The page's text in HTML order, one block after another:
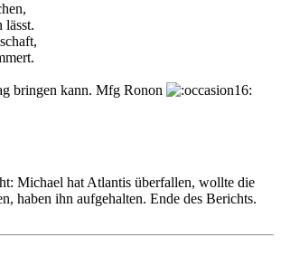
lässt.
bringen kann. Mfg Ronon
Michael hat Atlantis überfallen, wollte die
haben ihn aufgehalten. Ende des Berichts.